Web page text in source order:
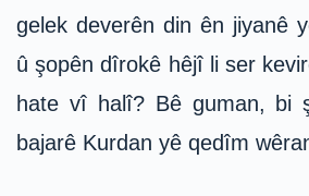
gelek deverên din ên jiyanê
û şopên dîrokê hêjî li ser
hate vî halî? Bê guman, bi
bajarê Kurdan yê qedîm